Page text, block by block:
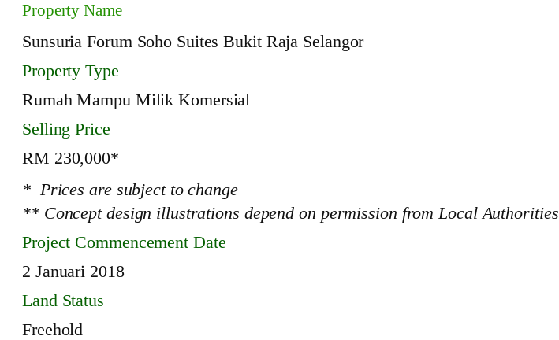
Property Name
Sunsuria Forum Soho Suites Bukit Raja Selangor
Property Type
Rumah Mampu Milik Komersial
Selling Price
RM 230,000*
* Prices are subject to change
** Concept design illustrations depend on permission from Local Authorities
Project Commencement Date
2 Januari 2018
Land Status
Freehold